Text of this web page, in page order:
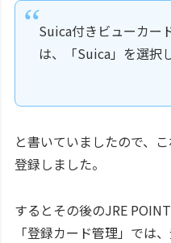
Suica付きビューカー
は、「Suica」を選択
と書いていましたので、
登録しました。
するとその後のJRE
「登録カード管理」では